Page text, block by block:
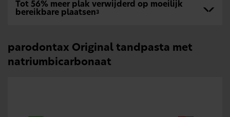
Tot 56% meer plak verwijderd op moeilijk
bereikbare plaatsen3
parodontax Original tandpasta met
natriumbicarbonaat